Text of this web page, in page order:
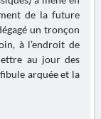
de la future
un tronçon
à l’endroit de
au jour des
arquée et la